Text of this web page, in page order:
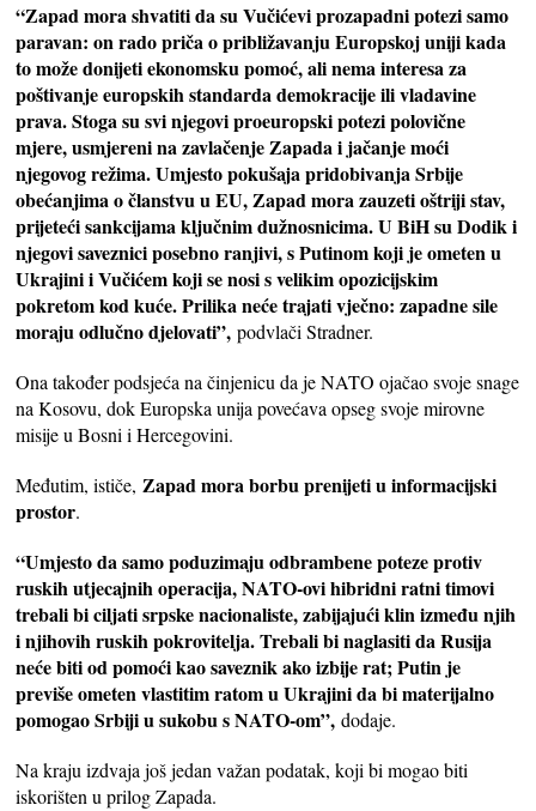
“Zapad mora shvatiti da su Vučićevi prozapadni potezi samo
paravan: on rado priča o približavanju Europskoj uniji kada
to može donijeti ekonomsku pomoć, ali nema interesa za
poštivanje europskih standarda demokracije ili vladavine
prava. Stoga su svi njegovi proeuropski potezi polovične
mjere, usmjereni na zavlačenje Zapada i jačanje moći
njegovog režima. Umjesto pokušaja pridobivanja Srbije
obećanjima o članstvu u EU, Zapad mora zauzeti oštriji stav,
prijeteći sankcijama ključnim dužnosnicima. U BiH su Dodik i
njegovi saveznici posebno ranjivi, s Putinom koji je ometen u
Ukrajini i Vučićem koji se nosi s velikim opozicijskim
pokretom kod kuće. Prilika neće trajati vječno: zapadne sile
moraju odlučno djelovati”, podvlači Stradner.
Ona također podsjeća na činjenicu da je NATO ojačao svoje snage
na Kosovu, dok Europska unija povećava opseg svoje mirovne
misije u Bosni i Hercegovini.
Međutim, ističe, Zapad mora borbu prenijeti u informacijski
prostor.
“Umjesto da samo poduzimaju odbrambene poteze protiv
ruskih utjecajnih operacija, NATO-ovi hibridni ratni timovi
trebali bi ciljati srpske nacionaliste, zabijajući klin između njih
i njihovih ruskih pokrovitelja. Trebali bi naglasiti da Rusija
neće biti od pomoći kao saveznik ako izbije rat; Putin je
previše ometen vlastitim ratom u Ukrajini da bi materijalno
pomogao Srbiji u sukobu s NATO-om”, dodaje.
Na kraju izdvaja još jedan važan podatak, koji bi mogao biti
iskorišten u prilog Zapada.